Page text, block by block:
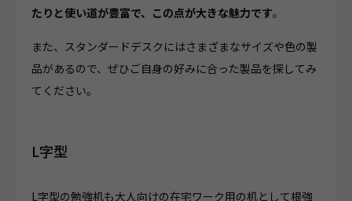
たりと使い道が豊富で、この点が大きな魅力です。
また、スタンダードデスクにはさまざまなサイズや色の製
品があるので、ぜひご自身の好みに合った製品を探してみ
てください。
L字型
L字型の勉強机も大人向けの在宅ワーク用の机として根強